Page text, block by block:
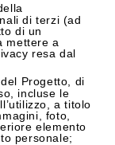
di terzi (ad
di un
mettere a
resa dal
Progetto, di
incluse le
a titolo
foto,
elemento
personale;